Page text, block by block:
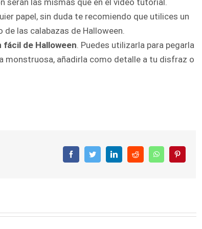
papel, sin duda te recomiendo que utilices un
de las calabazas de Halloween.
fácil de Halloween. Puedes utilizarla para pegarla
monstruosa, añadirla como detalle a tu disfraz o
FacebookTwitterLinkedInReddit WhatsApp